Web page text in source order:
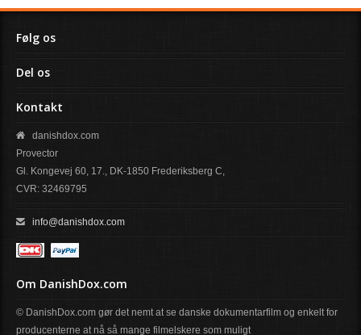
Følg os
Del os
Kontakt
danishdox.com
Provector
Gl. Kongevej 60, 17., DK-1850 Frederiksberg C,
CVR: 32469795
info@danishdox.com
Om DanishDox.com
© DanishDox.com gør det nemt at se danske dokumentarfilm og enkelt for
producenterne at nå så mange filmelskere som muligt